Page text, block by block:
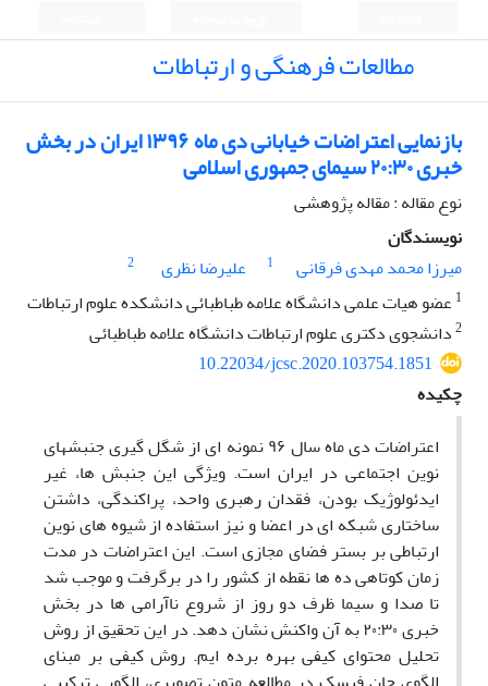
مطالعات فرهنگی و ارتباطات
بازنمایی اعتراضات خیابانی دی ماه ۱۳۹۶ ایران در بخش
خبری ۲۰:۳۰ سیمای جمهوری اسلامی
نوع مقاله : مقاله پژوهشی
نویسندگان
میرزا محمد مهدی فرقانی
1 علیرضا نظری
2
1 عضو هیات علمی دانشگاه علامه طباطبائی دانشکده علوم ارتباطات
2دانشجوی دکتری علوم ارتباطات دانشگاه علامه طباطبائی
10.22034/jcsc.2020.103754.1851
چکیده
اعتراضات دی ماه سال ۹۶ نمونه ای از شگل گیری جنبشهای
نوین اجتماعی در ایران است. ویژگی این جنبش ها، غیر
ایدئولوژیک بودن، فقدان رهبری واحد، پراکندگی، داشتن
ساختاری شبکه ای در اعضا و نیز استفاده از شیوه های نوین
ارتباطی بر بستر فضای مجازی است. این اعتراضات در مدت
زمان کوتاهی ده ها نقطه از کشور را در برگرفت و موجب شد
تا صدا و سیما ظرف دو روز از شروع ناآرامی ها در بخش
خبری ۲۰:۳۰ به آن واکنش نشان دهد. در این تحقیق از روش
تحلیل محتوای کیفی بهره برده ایم. روش کیفی بر مبنای